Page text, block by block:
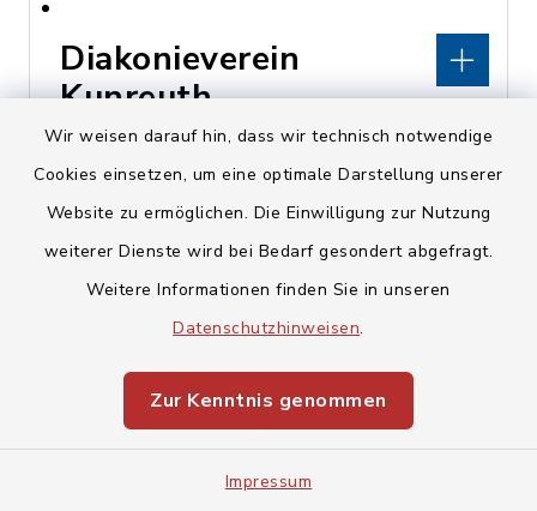
Wir weisen darauf hin, dass wir technisch notwendige
Cookies einsetzen, um eine optimale Darstellung unserer
Website zu ermöglichen. Die Einwilligung zur Nutzung
weiterer Dienste wird bei Bedarf gesondert abgefragt.
Weitere Informationen finden Sie in unseren
Datenschutzhinweisen.
Zur Kenntnis genommen
Impressum
Diakonieverein
Kunreuth
Kirchberg 16, 91358
Kunreuth
pfarramt@kunreuth-
evangelisch.de
evangelisch.de